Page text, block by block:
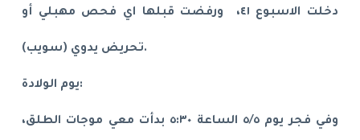
دخلت الاسبوع ٤١، ورفضت قبلها اي فحص مهبلي أو
تحريض يدوي (سويب).
يوم الولادة:
وفي فجر يوم ٥/٥ الساعة ٥:٣٠ بدأت معي موجات الطلق،